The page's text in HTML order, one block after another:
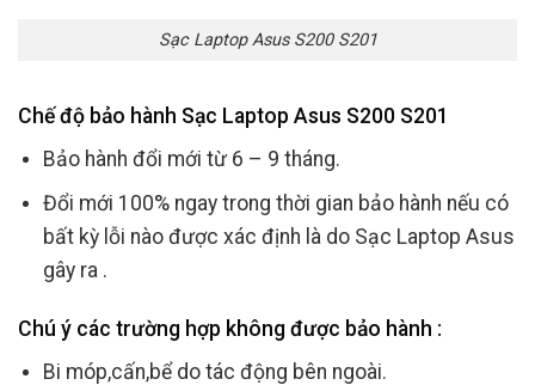
Sạc Laptop Asus S200 S201
Chế độ bảo hành Sạc Laptop Asus S200 S201
Bảo hành đổi mới từ 6 – 9 tháng.
Đổi mới 100% ngay trong thời gian bảo hành nếu có
bất kỳ lỗi nào được xác định là do Sạc Laptop Asus
gây ra .
Chú ý các trường hợp không được bảo hành :
Bi móp,cấn,bể do tác động bên ngoài.